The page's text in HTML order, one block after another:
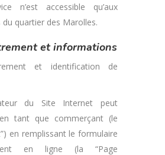
n’est accessible qu’aux
quartier des Marolles.
et informations
et identification de
du Site Internet peut
en tant que commerçant (le
en remplissant le formulaire
en ligne (la “Page